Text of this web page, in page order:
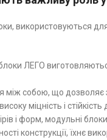
використовуються
ЛЕГО
собою, що дозволяє
міцність і
і форм, модульні
конструкції, їхнє